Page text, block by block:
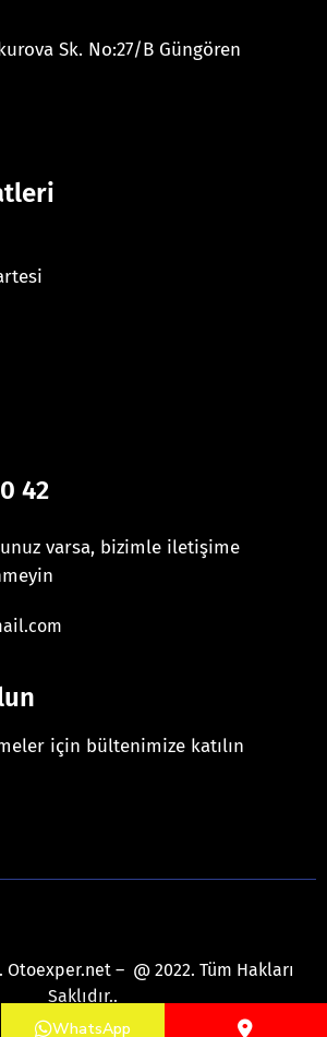
Sk. No:27/B Güngören
42
varsa, bizimle iletişime
için bültenimize katılın
. Otoexper.net – @ 2022. Tüm Hakları
Saklıdır..
WhatsApp